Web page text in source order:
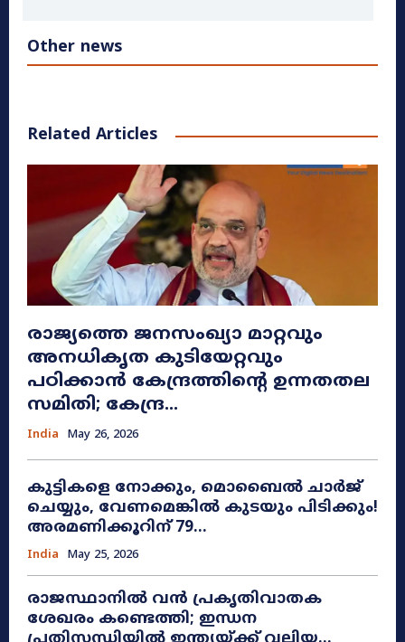
Other news
Related Articles
രാജ്യത്തെ ജനസംഖ്യാ മാറ്റവും
അനധികൃത കുടിയേറ്റവും
പഠിക്കാൻ കേന്ദ്രത്തിന്റെ ഉന്നതതല
സമിതി; കേന്ദ്ര...
India May 26, 2026
കുട്ടികളെ നോക്കും, മൊബൈൽ ചാർജ്
ചെയ്യും, വേണമെങ്കിൽ കുടയും പിടിക്കും!
അരമണിക്കൂറിന് 79...
India May 25, 2026
രാജസ്ഥാനിൽ വൻ പ്രകൃതിവാതക
ശേഖരം കണ്ടെത്തി; ഇന്ധന